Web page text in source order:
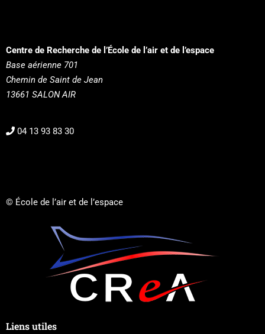
Centre de Recherche de l’École de l’air et de l’espace
Base aérienne 701
Chemin de Saint de Jean
13661 SALON AIR
04 13 93 83 30
© École de l’air et de l’espace
Liens utiles